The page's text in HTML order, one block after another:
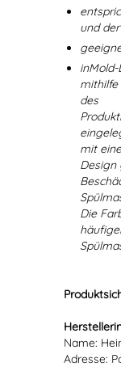
und
mithilfe
des
mit
Design
Die
Name:
Adresse: